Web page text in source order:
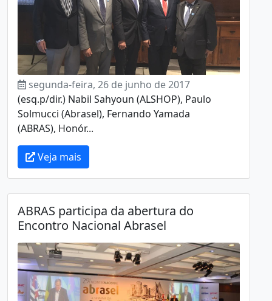
segunda-feira, 26 de junho de 2017
(esq.p/dir.) Nabil Sahyoun (ALSHOP), Paulo
Solmucci (Abrasel), Fernando Yamada
(ABRAS), Honór...
Veja mais
ABRAS participa da abertura do
Encontro Nacional Abrasel